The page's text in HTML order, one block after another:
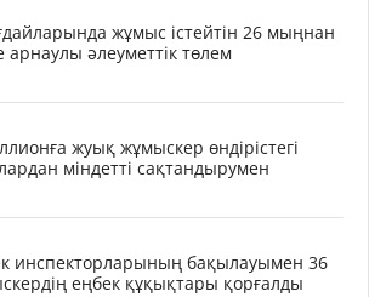
жұмыс істейтін 26 мыңнан
әлеуметтік төлем
жуық жұмыскер өндірістегі
міндетті сақтандырумен
инспекторларының бақылауымен 36
еңбек құқықтары қорғалды